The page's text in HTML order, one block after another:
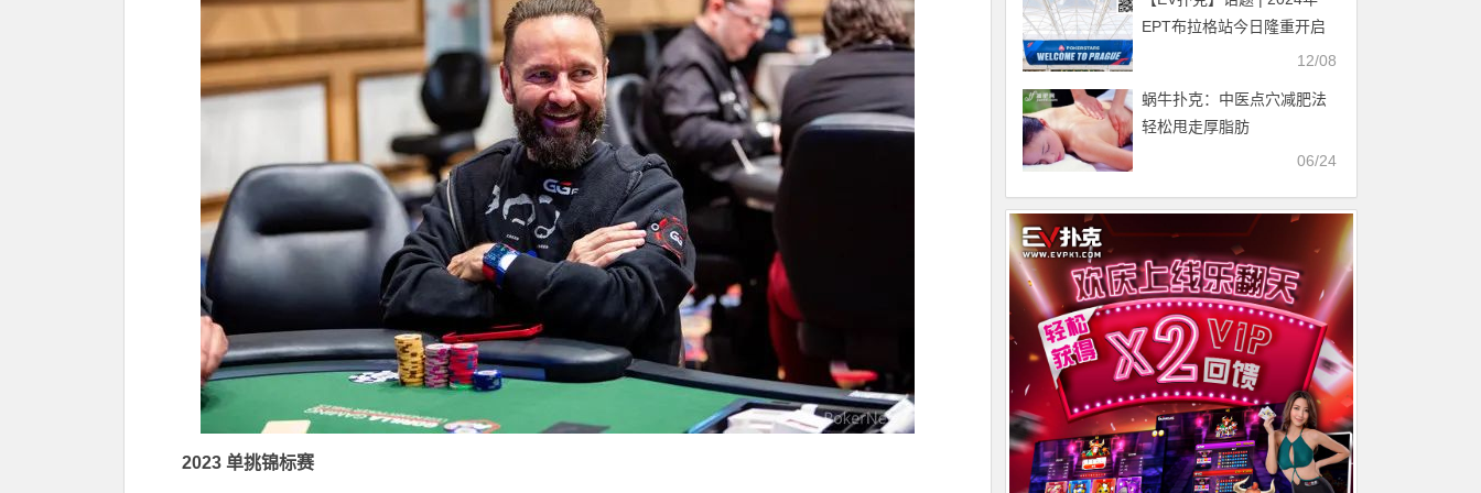
2023 单挑锦标赛
EPT布拉格站今日隆重开启
12/08
蜗牛扑克：中医点穴减肥法
轻松甩走厚脂肪
06/24